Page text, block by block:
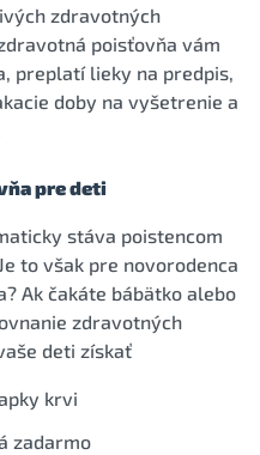
zdravotných
poisťovňa vám
preplatí lieky na predpis,
doby na vyšetrenie a
pre deti
stáva poistencom
to však pre novorodenca
Ak čakáte bábätko alebo
zdravotných
deti získať
krvi
zadarmo